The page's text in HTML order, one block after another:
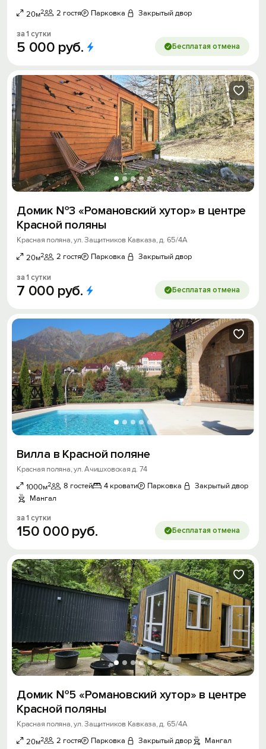
20м2 2 гостя Парковка Закрытый двор
за 1 сутки
5 000 руб. Бесплатая отмена
Домик №3 «Романовский хутор» в центре
Красной поляны
Красная поляна, ул. Защитников Кавказа, д. 65/4А
20м2 2 гостя Парковка Закрытый двор
за 1 сутки
7 000 руб. Бесплатая отмена
Вилла в Красной поляне
Красная поляна, ул. Ачишховская д. 74
1000м2 8 гостей 4 кровати Парковка
Закрытый двор
Мангал
за 1 сутки
150 000 руб. Бесплатая отмена
Домик №5 «Романовский хутор» в центре
Красной поляны
Красная поляна, ул. Защитников Кавказа, д. 65/4А
20м2 2 гостя Парковка Закрытый двор Мангал